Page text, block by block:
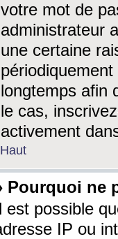
votre mot de
administrateur
une certaine
longtemps afin
le cas,
activement
Haut
Pourquoi ne
est possible
IP ou